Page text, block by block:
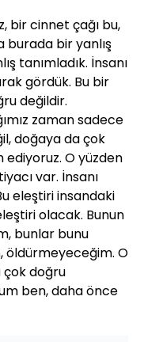
bir cinnet çağı bu,
burada bir yanlış
tanımladık. İnsanı
gördük. Bu bir
değildir.
zaman sadece
doğaya da çok
O yüzden
var. İnsanı
eleştiri insandaki
olacak. Bunun
bunlar bunu
öldürmeyeceğim. O
çok doğru
ben, daha önce